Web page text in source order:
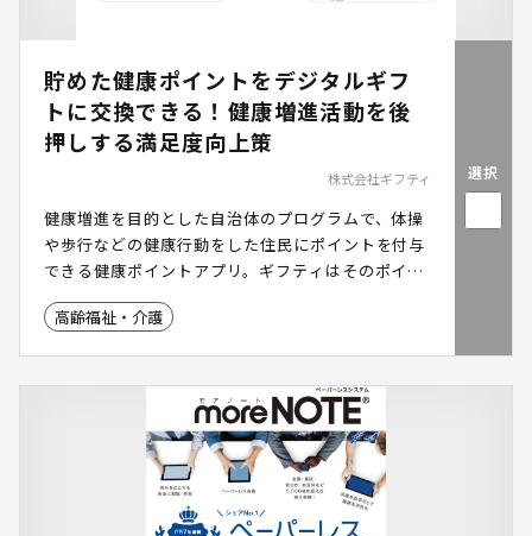
貯めた健康ポイントをデジタルギフ
トに交換できる！健康増進活動を後
押しする満足度向上策
株式会社ギフティ
健康増進を目的とした自治体のプログラムで、体操
や歩行などの健康行動をした住民にポイントを付与
できる健康ポイントアプリ。ギフティはそのポイン
ト機能を、API連携することによりデジタルギフト
に交換できるしくみを構築します。住民の健康行動
高齢福祉・介護
選択